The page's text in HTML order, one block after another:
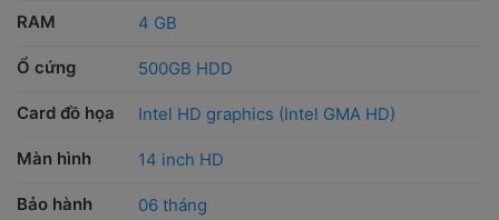
RAM 4 GB
Ổ cứng 500GB HDD
Card đồ họa Intel HD graphics (Intel GMA HD)
Màn hình 14 inch HD
Bảo hành 06 tháng